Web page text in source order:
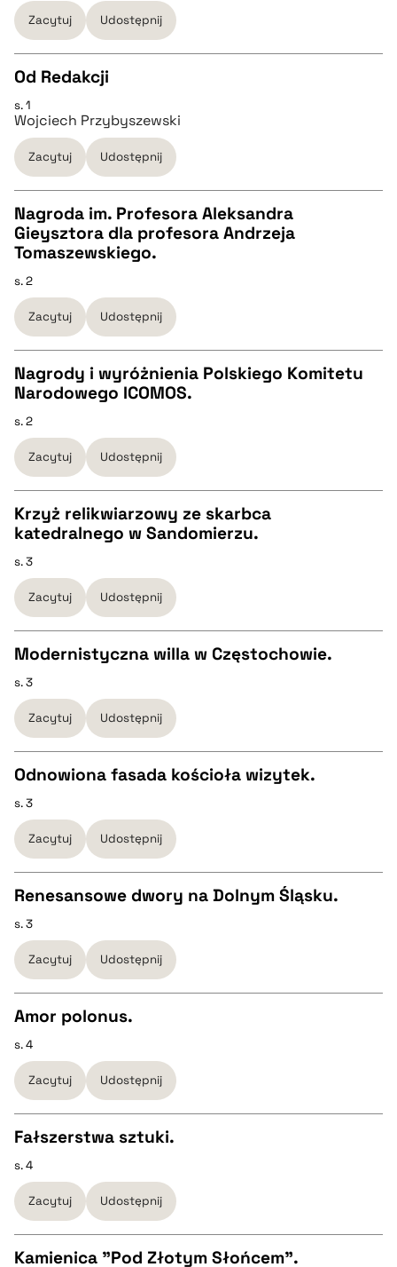
pobierz cytat
BIBTEX
pobierz cytat
Zacytuj Udostępnij
CZYSTY TEKST
pobierz cytat
BIBTEX
Od Redakcji
s. 1
Wojciech Przybyszewski
Zacytuj Udostępnij
CZYSTY TEKST
pobierz cytat
BIBTEX
pobierz cytat
Nagroda im. Profesora Aleksandra
Gieysztora dla profesora Andrzeja
Tomaszewskiego.
s. 2
Zacytuj Udostępnij
CZYSTY TEKST
pobierz cytat
BIBTEX
Nagrody i wyróżnienia Polskiego Komitetu
Narodowego ICOMOS.
s. 2
Zacytuj Udostępnij
CZYSTY TEKST
pobierz cytat
BIBTEX
pobierz cytat
Krzyż relikwiarzowy ze skarbca
katedralnego w Sandomierzu.
s. 3
Zacytuj Udostępnij
CZYSTY TEKST
pobierz cytat
BIBTEX
pobierz cytat
Modernistyczna willa w Częstochowie.
s. 3
Zacytuj Udostępnij
CZYSTY TEKST
pobierz cytat
BIBTEX
pobierz cytat
Odnowiona fasada kościoła wizytek.
s. 3
Zacytuj Udostępnij
CZYSTY TEKST
pobierz cytat
BIBTEX
pobierz cytat
Renesansowe dwory na Dolnym Śląsku.
s. 3
Zacytuj Udostępnij
CZYSTY TEKST
pobierz cytat
BIBTEX
pobierz cytat
Amor polonus.
s. 4
Zacytuj Udostępnij
CZYSTY TEKST
pobierz cytat
Fałszerstwa sztuki.
s. 4
Zacytuj Udostępnij
Kamienica "Pod Złotym Słońcem".